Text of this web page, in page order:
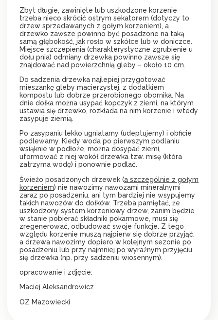
Zbyt długie, zawinięte lub uszkodzone korzenie
trzeba nieco skrócić ostrym sekatorem (dotyczy to
drzew sprzedawanych z gołym korzeniem), a
drzewko zawsze powinno być posadzone na taką
samą głębokość, jak rosło w szkółce lub w doniczce.
Miejsce szczepienia (charakterystyczne zgrubienie u
dołu pnia) odmiany drzewka powinno zawsze się
znajdować nad powierzchnią gleby – około 10 cm.
Do sadzenia drzewka najlepiej przygotować
mieszankę gleby macierzystej, z dodatkiem
kompostu lub dobrze przerobionego obornika. Na
dnie dołka można usypać kopczyk z ziemi, na którym
ustawia się drzewko, rozkłada na nim korzenie i wtedy
zasypuje ziemią.
Po zasypaniu lekko ugniatamy (udeptujemy) i obficie
podlewamy. Kiedy woda po pierwszym podlaniu
wsiąknie w podłoże, można dosypać ziemi,
uformować z niej wokół drzewka tzw. misę (która
zatrzyma wodę) i ponownie podlać.
Świeżo posadzonych drzewek (a szczególnie z gołym
korzeniem) nie nawozimy nawozami mineralnymi
zaraz po posadzeniu, ani tym bardziej nie wsypujemy
takich nawozów do dołków. Trzeba pamiętać, że
uszkodzony system korzeniowy drzew, zanim będzie
w stanie pobierać składniki pokarmowe, musi się
zregenerować, odbudować swoje funkcje. Z tego
względu korzenie muszą najpierw się dobrze przyjąć,
a drzewa nawozimy dopiero w kolejnym sezonie po
posadzeniu lub przy najmniej po wyraźnym przyjęciu
się drzewka (np. przy sadzeniu wiosennym).
opracowanie i zdjęcie:
Maciej Aleksandrowicz
OZ Mazowiecki